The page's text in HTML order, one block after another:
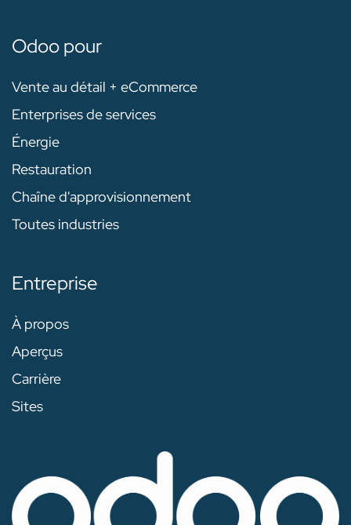
Odoo pour
Vente au détail + eCommerce
Enterprises de services
Énergie
Restauration
Chaîne d'approvisionnement
Toutes industries
Entreprise
À propos
Aperçus
Carrière
Sites